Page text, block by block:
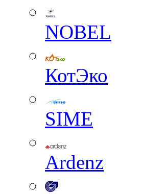
NOBEL
КотЭко
SIME
Ardenz